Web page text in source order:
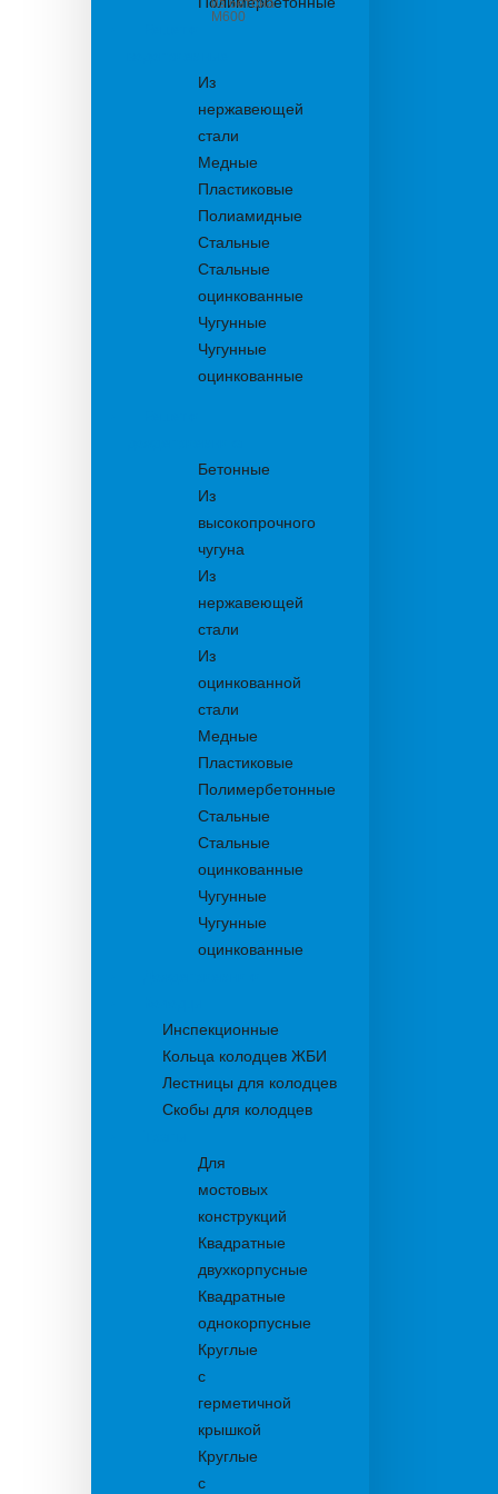
из бетона
М600
Из
нержавеющей
стали
Медные
Пластиковые
Полиамидные
Стальные
Стальные
оцинкованные
Чугунные
Чугунные
оцинкованные
Бетонные
Из
высокопрочного
чугуна
Из
нержавеющей
стали
Из
оцинкованной
стали
Медные
Пластиковые
Полимербетонные
Стальные
Стальные
оцинкованные
Чугунные
Чугунные
оцинкованные
Инспекционные
Кольца колодцев ЖБИ
Лестницы для колодцев
Скобы для колодцев
Для
мостовых
конструкций
Квадратные
двухкорпусные
Квадратные
однокорпусные
Круглые
с
герметичной
крышкой
Круглые
с